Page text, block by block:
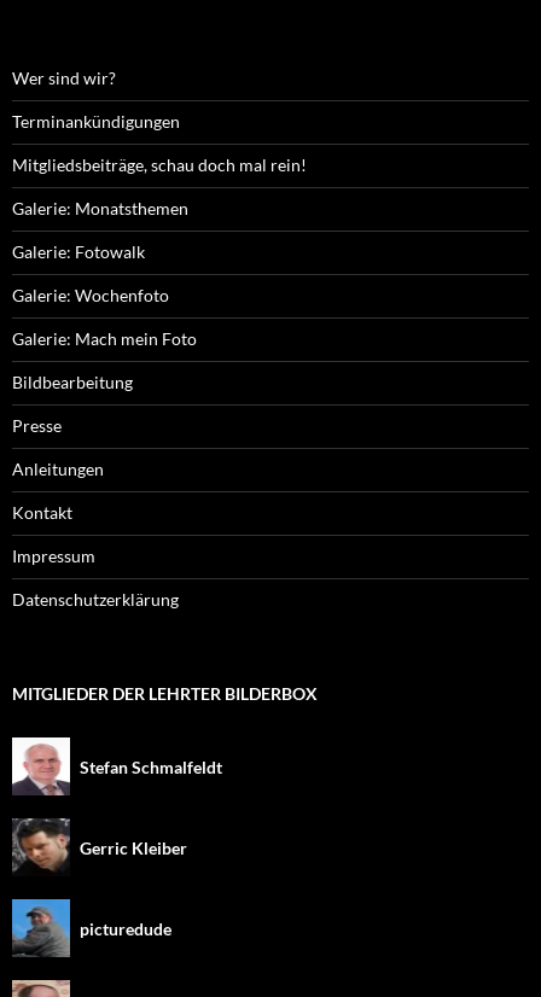
Wer sind wir?
Terminankündigungen
Mitgliedsbeiträge, schau doch mal rein!
Galerie: Monatsthemen
Galerie: Fotowalk
Galerie: Wochenfoto
Galerie: Mach mein Foto
Bildbearbeitung
Presse
Anleitungen
Kontakt
Impressum
Datenschutzerklärung
MITGLIEDER DER LEHRTER BILDERBOX
Stefan Schmalfeldt
Gerric Kleiber
picturedude